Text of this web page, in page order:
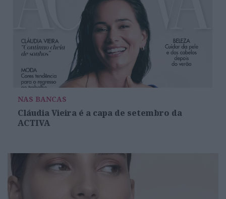
NAS BANCAS
Cláudia Vieira é a capa de setembro da
ACTIVA